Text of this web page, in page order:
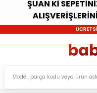
ŞUAN Kİ